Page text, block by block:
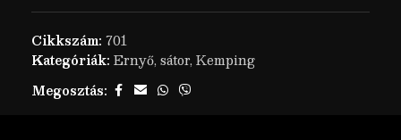
Cikkszám: 701
Kategóriák: Ernyő, sátor, Kemping
Megosztás: